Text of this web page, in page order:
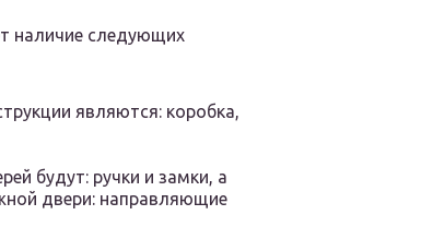
наличие следующих
являются: коробка,
будут: ручки и замки, а
двери: направляющие